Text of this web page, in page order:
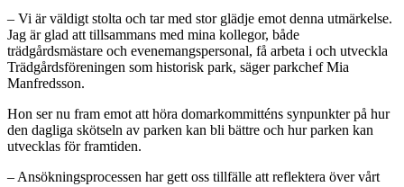
– Vi är väldigt stolta och tar med stor glädje emot denna utmärkelse.
Jag är glad att tillsammans med mina kollegor, både
trädgårdsmästare och evenemangspersonal, få arbeta i och utveckla
Trädgårdsföreningen som historisk park, säger parkchef Mia
Manfredsson.
Hon ser nu fram emot att höra domarkommitténs synpunkter på hur
den dagliga skötseln av parken kan bli bättre och hur parken kan
utvecklas för framtiden.
– Ansökningsprocessen har gett oss tillfälle att reflektera över vårt